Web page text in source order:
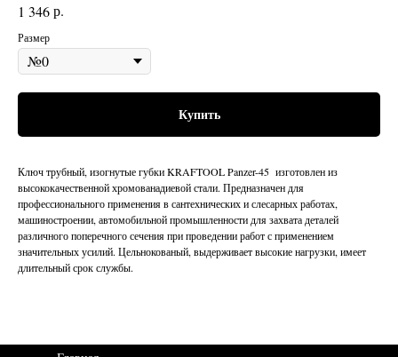
1 346р.
Размер
Купить
Ключ трубный, изогнутые губки KRAFTOOL Panzer-45 изготовлен из
высококачественной хромованадиевой стали. Предназначен для
профессионального применения в сантехнических и слесарных работах,
машиностроении, автомобильной промышленности для захвата деталей
различного поперечного сечения при проведении работ с применением
значительных усилий. Цельнокованый, выдерживает высокие нагрузки, имеет
длительный срок службы.